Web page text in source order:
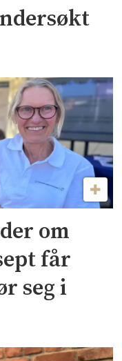
om
får
seg i